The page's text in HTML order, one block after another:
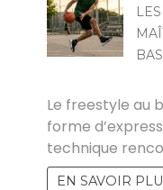
Le freestyle au
forme
technique
EN SAVOIR